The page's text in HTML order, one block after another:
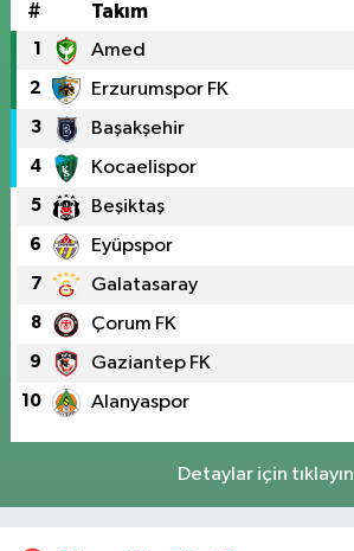
# Takım
1 Amed
2 Erzurumspor FK
3 Başakşehir
4 Kocaelispor
5 Beşiktaş
6 Eyüpspor
7 Galatasaray
8 Çorum FK
9 Gaziantep FK
10 Alanyaspor
Detaylar için tıklayın